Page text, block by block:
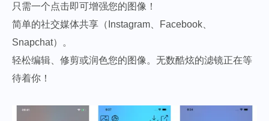
只需一个点击即可增强您的图像！
简单的社交媒体共享（Instagram、Facebook、
Snapchat）。
轻松编辑、修剪或润色您的图像。无数酷炫的滤镜正在等
待着你！